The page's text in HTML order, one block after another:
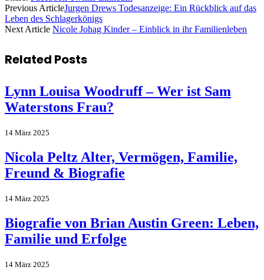
Previous ArticleJurgen Drews Todesanzeige: Ein Rückblick auf das
Leben des Schlagerkönigs
Next Article Nicole Johag Kinder – Einblick in ihr Familienleben
Related Posts
Lynn Louisa Woodruff – Wer ist Sam
Waterstons Frau?
14 März 2025
Nicola Peltz Alter, Vermögen, Familie,
Freund & Biografie
14 März 2025
Biografie von Brian Austin Green: Leben,
Familie und Erfolge
14 März 2025